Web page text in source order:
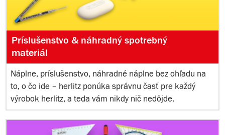
Príslušenstvo & náhradný spotrebný
materiál
Náplne, príslušenstvo, náhradné náplne bez ohľadu na
to, o čo ide – herlitz ponúka správnu časť pre každý
výrobok herlitz, a teda vám nikdy nič nedôjde.